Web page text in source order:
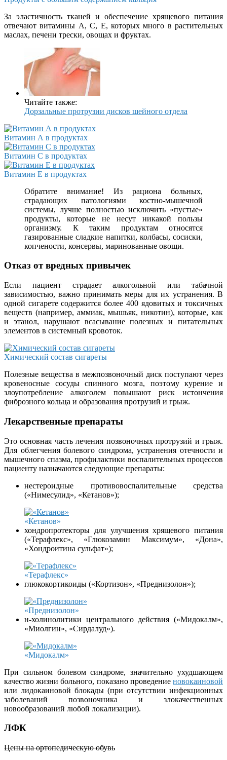
За эластичность тканей и обеспечение хрящевого питания
отвечают витамины A, C, E, которых много в растительных
маслах, печени трески, овощах и фруктах.
Читайте также:
Дорзальные протрузии дисков шейного отдела
Витамин А в продуктах
Витамин С в продуктах
Витамин Е в продуктах
Обратите внимание! Из рациона больных,
страдающих патологиями костно-мышечной
системы, лучше полностью исключить «пустые»
продукты, которые не несут никакой пользы
организму. К таким продуктам относятся
газированные сладкие напитки, колбасы, сосиски,
копчености, консервы, маринованные овощи.
Отказ от вредных привычек
Если пациент страдает алкогольной или табачной
зависимостью, важно принимать меры для их устранения. В
одной сигарете содержится более 400 ядовитых и токсичных
веществ (например, аммиак, мышьяк, никотин), которые, как
и этанол, нарушают всасывание полезных и питательных
элементов в системный кровоток.
Химический состав сигареты
Полезные вещества в межпозвоночный диск поступают через
кровеносные сосуды спинного мозга, поэтому курение и
злоупотребление алкоголем повышают риск истончения
фиброзного кольца и образования протрузий и грыж.
Лекарственные препараты
Это основная часть лечения позвоночных протрузий и грыж.
Для облегчения болевого синдрома, устранения отечности и
мышечного спазма, профилактики воспалительных процессов
пациенту назначаются следующие препараты:
нестероидные противовоспалительные средства
(«Нимесулид», «Кетанов»);
«Кетанов»
хондропротекторы для улучшения хрящевого питания
(«Терафлекс», «Глюкозамин Максимум», «Дона»,
«Хондроитина сульфат»);
«Терафлекс»
глюкокортикоиды («Кортизон», «Преднизолон»);
«Преднизолон»
н-холинолитики центрального действия («Мидокалм»,
«Миолгин», «Сирдалуд»).
«Мидокалм»
При сильном болевом синдроме, значительно ухудшающем
качество жизни больного, показано проведение новокаиновой
или лидокаиновой блокады (при отсутствии инфекционных
заболеваний позвоночника и злокачественных
новообразований любой локализации).
ЛФК
Цены на ортопедическую обувь